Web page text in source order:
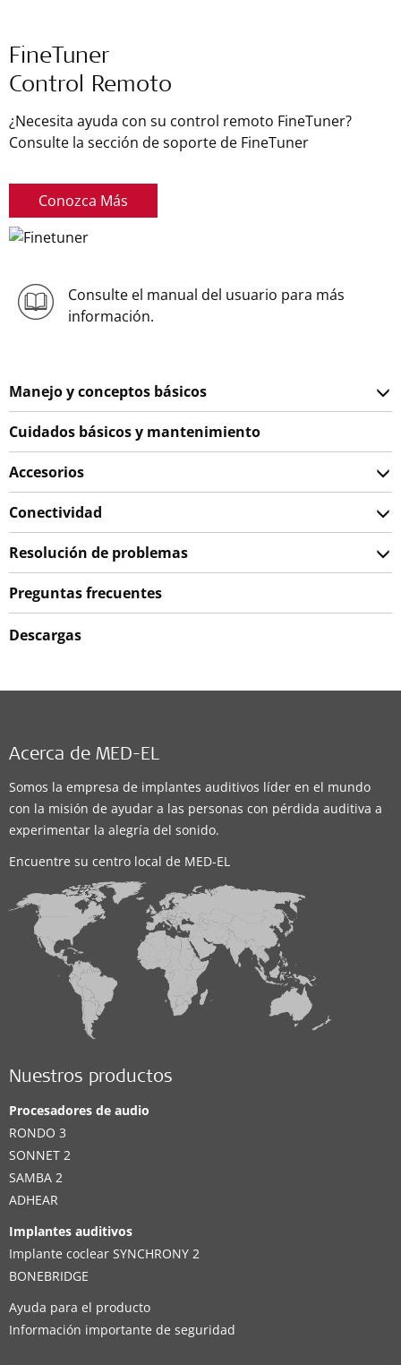
FineTuner
Control Remoto
¿Necesita ayuda con su control remoto FineTuner?
Consulte la sección de soporte de FineTuner
Conozca Más
Consulte el manual del usuario para más
información.
Manejo y conceptos básicos
Cuidados básicos y mantenimiento
Accesorios
Conectividad
Resolución de problemas
Preguntas frecuentes
Descargas
Acerca de MED-EL
Somos la empresa de implantes auditivos líder en el mundo
con la misión de ayudar a las personas con pérdida auditiva a
experimentar la alegría del sonido.
Encuentre su centro local de MED-EL
Nuestros productos
Procesadores de audio
RONDO 3
SONNET 2
SAMBA 2
ADHEAR
Implantes auditivos
Implante coclear SYNCHRONY 2
BONEBRIDGE
Ayuda para el producto
Información importante de seguridad